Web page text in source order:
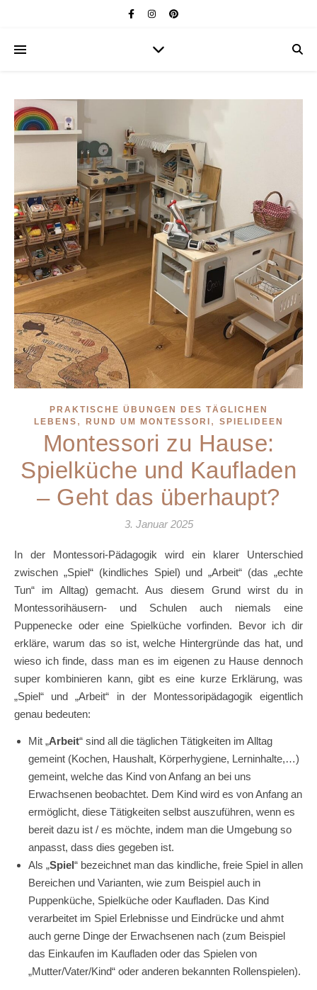
PRAKTISCHE ÜBUNGEN DES TÄGLICHEN
LEBENS , RUND UM MONTESSORI , SPIELIDEEN
Montessori zu Hause:
Spielküche und Kaufladen
– Geht das überhaupt?
3. Januar 2025
In der Montessori-Pädagogik wird ein klarer Unterschied
zwischen „Spiel“ (kindliches Spiel) und „Arbeit“ (das „echte
Tun“ im Alltag) gemacht. Aus diesem Grund wirst du in
Montessorihäusern- und Schulen auch niemals eine
Puppenecke oder eine Spielküche vorfinden. Bevor ich dir
erkläre, warum das so ist, welche Hintergründe das hat, und
wieso ich finde, dass man es im eigenen zu Hause dennoch
super kombinieren kann, gibt es eine kurze Erklärung, was
„Spiel“ und „Arbeit“ in der Montessoripädagogik eigentlich
genau bedeuten:
Mit „Arbeit“ sind all die täglichen Tätigkeiten im Alltag
gemeint (Kochen, Haushalt, Körperhygiene, Lerninhalte,…)
gemeint, welche das Kind von Anfang an bei uns
Erwachsenen beobachtet. Dem Kind wird es von Anfang an
ermöglicht, diese Tätigkeiten selbst auszuführen, wenn es
bereit dazu ist / es möchte, indem man die Umgebung so
anpasst, dass dies gegeben ist.
Als „Spiel“ bezeichnet man das kindliche, freie Spiel in allen
Bereichen und Varianten, wie zum Beispiel auch in
Puppenküche, Spielküche oder Kaufladen. Das Kind
verarbeitet im Spiel Erlebnisse und Eindrücke und ahmt
auch gerne Dinge der Erwachsenen nach (zum Beispiel
das Einkaufen im Kaufladen oder das Spielen von
„Mutter/Vater/Kind“ oder anderen bekannten Rollenspielen).